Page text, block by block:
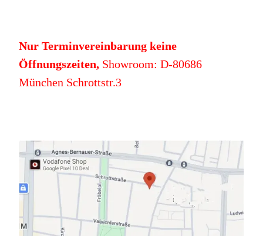
Nur Terminvereinbarung keine
Öffnungszeiten,Showroom: D-80686
München Schrottstr.3